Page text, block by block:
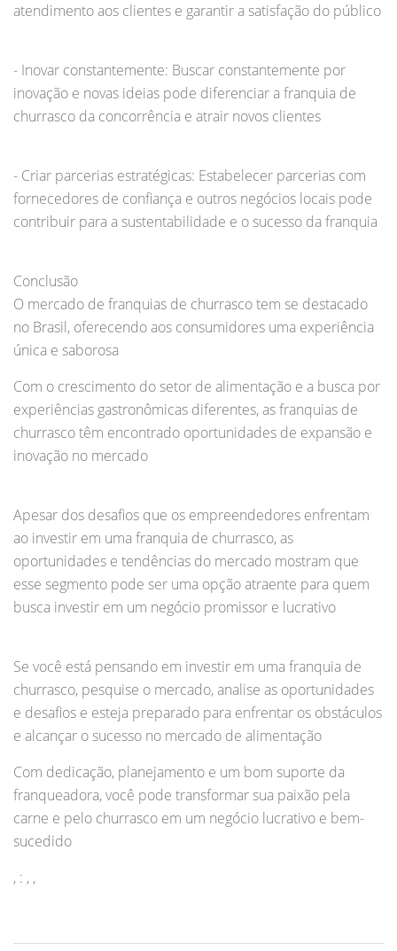
atendimento aos clientes e garantir a satisfação do público
- Inovar constantemente: Buscar constantemente por
inovação e novas ideias pode diferenciar a franquia de
churrasco da concorrência e atrair novos clientes
- Criar parcerias estratégicas: Estabelecer parcerias com
fornecedores de confiança e outros negócios locais pode
contribuir para a sustentabilidade e o sucesso da franquia
Conclusão
O mercado de franquias de churrasco tem se destacado
no Brasil, oferecendo aos consumidores uma experiência
única e saborosa
Com o crescimento do setor de alimentação e a busca por
experiências gastronômicas diferentes, as franquias de
churrasco têm encontrado oportunidades de expansão e
inovação no mercado
Apesar dos desafios que os empreendedores enfrentam
ao investir em uma franquia de churrasco, as
oportunidades e tendências do mercado mostram que
esse segmento pode ser uma opção atraente para quem
busca investir em um negócio promissor e lucrativo
Se você está pensando em investir em uma franquia de
churrasco, pesquise o mercado, analise as oportunidades
e desafios e esteja preparado para enfrentar os obstáculos
e alcançar o sucesso no mercado de alimentação
Com dedicação, planejamento e um bom suporte da
franqueadora, você pode transformar sua paixão pela
carne e pelo churrasco em um negócio lucrativo e bem-
sucedido
, : , ,